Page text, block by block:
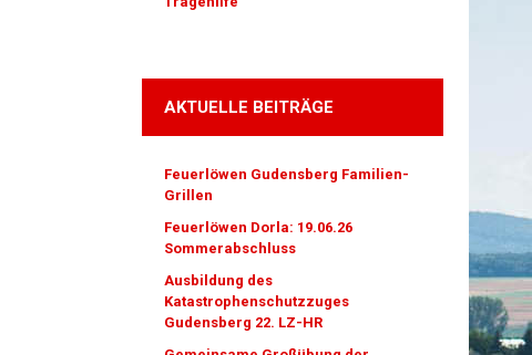
AKTUELLE BEITRÄGE
Feuerlöwen Gudensberg Familien-
Grillen
Feuerlöwen Dorla: 19.06.26
Sommerabschluss
Ausbildung des
Katastrophenschutzzuges
Gudensberg 22. LZ-HR